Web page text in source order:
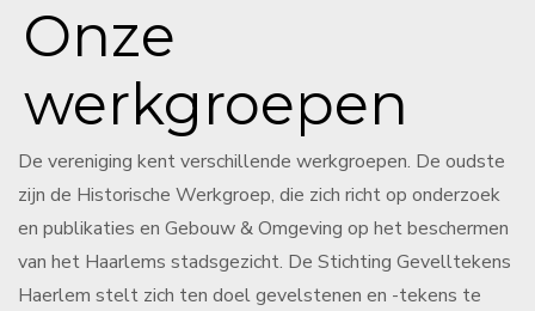
Onze
werkgroepen
De vereniging kent verschillende werkgroepen. De oudste
zijn de Historische Werkgroep, die zich richt op onderzoek
en publikaties en Gebouw & Omgeving op het beschermen
van het Haarlems stadsgezicht. De Stichting Gevelltekens
Haerlem stelt zich ten doel gevelstenen en -tekens te